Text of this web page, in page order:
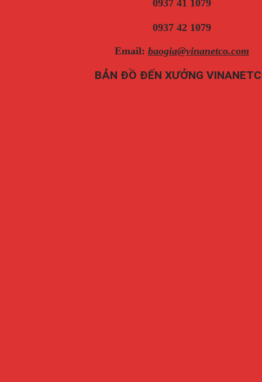
0937 41 1079
0937 42 1079
Email: baogia@vinanetco.com
BẢN ĐỒ ĐẾN XƯỞNG